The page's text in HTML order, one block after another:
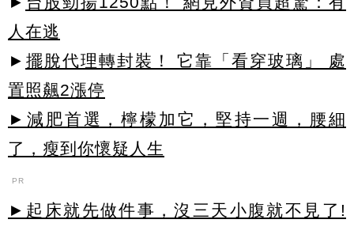
人在逃
► 擺脫代理轉封裝！ 它靠「看穿玻璃」 處
置照飆2漲停
►減肥首選，檸檬加它，堅持一週，腰細
了，瘦到你懷疑人生
PR
►起床就先做件事，沒三天小腹就不見了!